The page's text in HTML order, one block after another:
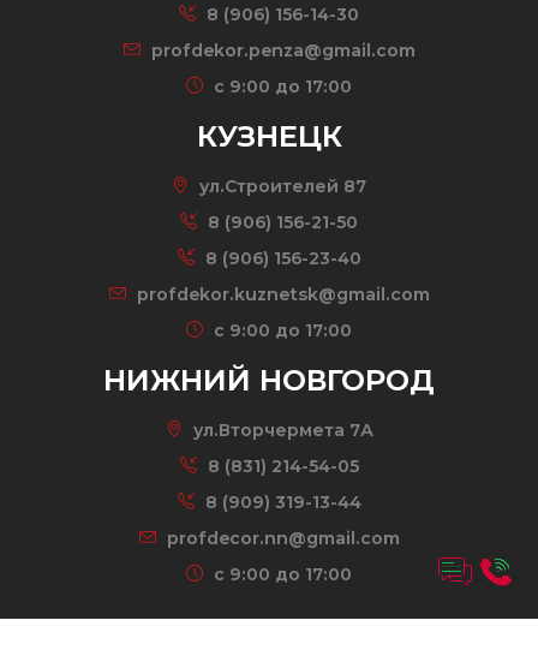
8 (906) 156-14-30
profdekor.penza@gmail.com
c 9:00 до 17:00
КУЗНЕЦК
ул.Строителей 87
8 (906) 156-21-50
8 (906) 156-23-40
profdekor.kuznetsk@gmail.com
c 9:00 до 17:00
НИЖНИЙ НОВГОРОД
ул.Вторчермета 7А
8 (831) 214-54-05
8 (909) 319-13-44
profdecor.nn@gmail.com
c 9:00 до 17:00